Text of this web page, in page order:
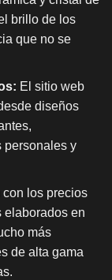
brillo de los
que no se
El sitio web
diseños
personales y
los precios
elaborados en
más
de alta gama